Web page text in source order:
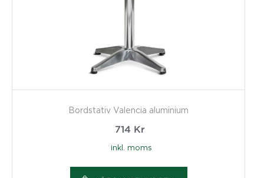
Bordstativ Valencia aluminium
714 Kr
inkl. moms